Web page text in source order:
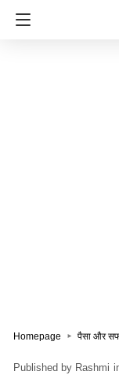
Homepage पैसा और
Rashmi